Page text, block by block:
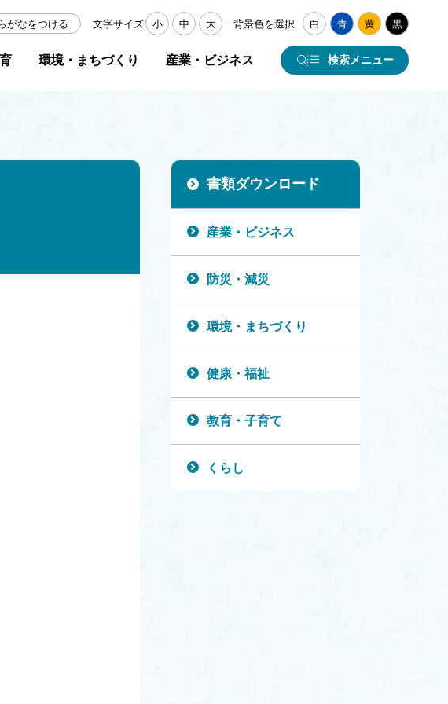
がなをつける 文字サイズ 小 中 大 背景色を選択 白 青 黄 黒
環境・まちづくり 産業・ビジネス 検索メニュー
書類ダウンロード
産業・ビジネス
防災・減災
環境・まちづくり
健康・福祉
教育・子育て
くらし